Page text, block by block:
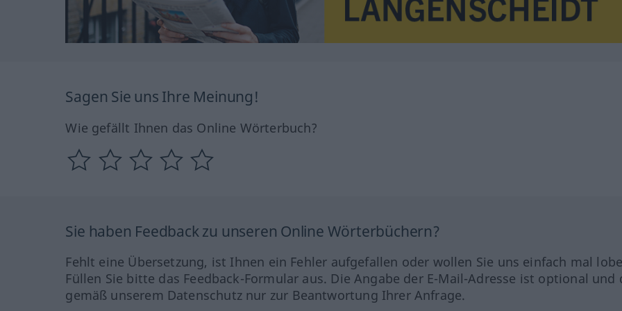
Sagen Sie uns Ihre Meinung!
Wie gefällt Ihnen das Online Wörterbuch?
Sie haben Feedback zu unseren Online Wörterbüchern?
Fehlt eine Übersetzung, ist Ihnen ein Fehler aufgefallen oder wollen Sie uns einfach mal
Füllen Sie bitte das Feedback-Formular aus. Die Angabe der E-Mail-Adresse ist optional und
gemäß unserem Datenschutz nur zur Beantwortung Ihrer Anfrage.